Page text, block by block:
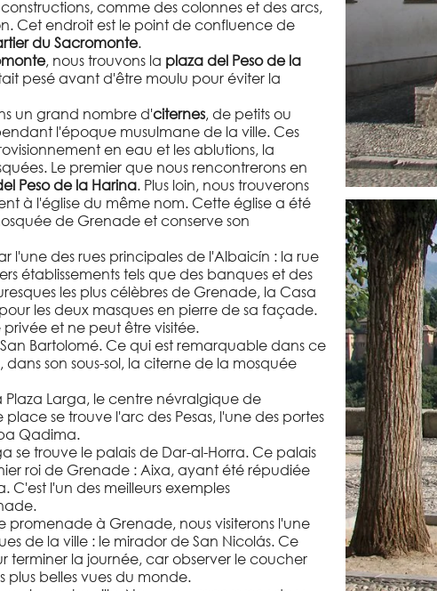
comme des colonnes et des arcs,
Cet endroit est le point de confluence de
du Sacromonte.
, nous trouvons la plaza del Peso de la
pesé avant d'être moulu pour éviter la
un grand nombre d'citernes, de petits ou
l'époque musulmane de la ville. Ces
en eau et les ablutions, la
Le premier que nous rencontrerons en
Peso de la Harina. Plus loin, nous trouverons
à l'église du même nom. Cette église a été
de Grenade et conserve son
l'une des rues principales de l'Albaicín : la rue
établissements tels que des banques et des
les plus célèbres de Grenade, la Casa
les deux masques en pierre de sa façade.
et ne peut être visitée.
Bartolomé. Ce qui est remarquable dans ce
son sous-sol, la citerne de la mosquée
Plaza Larga, le centre névralgique de
se trouve l'arc des Pesas, l'une des portes
Qadima.
se trouve le palais de Dar-al-Horra. Ce palais
roi de Grenade : Aixa, ayant été répudiée
C'est l'un des meilleurs exemples
promenade à Grenade, nous visiterons l'une
de la ville : le mirador de San Nicolás. Ce
terminer la journée, car observer le coucher
plus belles vues du monde.